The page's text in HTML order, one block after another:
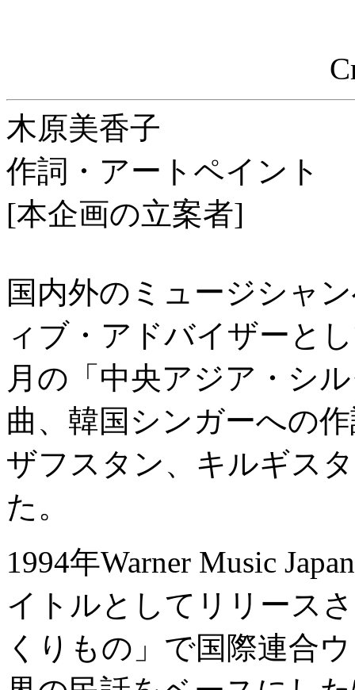
木原美香子
作詞・アートペイント
[本企画の立案者]
国内外のミュージシャ
ィブ・アドバイザーと
月の「中央アジア・シ
曲、韓国シンガーへの
ザフスタン、キルギス
た。
1994年Warner Music
イトルとしてリリース
くりもの」で国際連合